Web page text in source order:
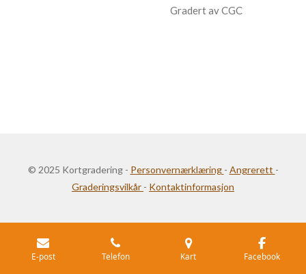
Gradert av CGC
© 2025 Kortgradering - Personvernærklæring - Angrerett -
Graderingsvilkår - Kontaktinformasjon
E-post Telefon Kart Facebook